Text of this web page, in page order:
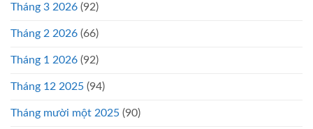
Tháng 3 2026 (92)
Tháng 2 2026 (66)
Tháng 1 2026 (92)
Tháng 12 2025 (94)
Tháng mười một 2025 (90)